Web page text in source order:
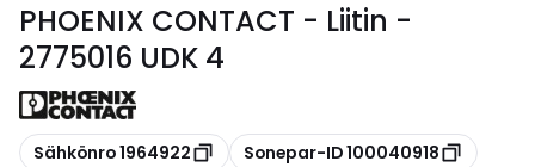
PHOENIX CONTACT - Liitin -
2775016 UDK 4
Kopioi
Sähkönro 1964922 Kopioi
Sonepar-ID 100040918